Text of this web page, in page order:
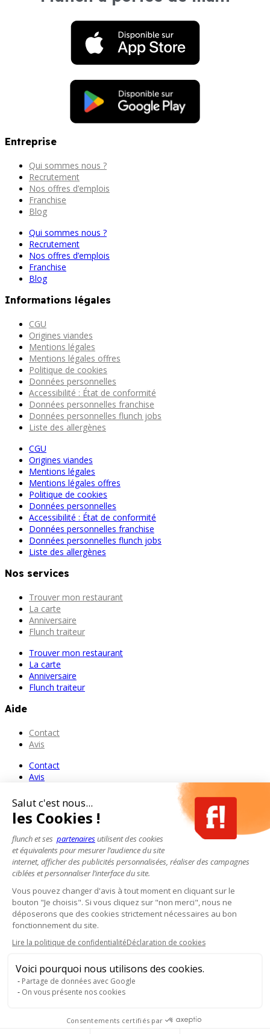
Entreprise
Qui sommes nous ?
Recrutement
Nos offres d’emplois
Franchise
Blog
Qui sommes nous ?
Recrutement
Nos offres d’emplois
Franchise
Blog
Informations légales
CGU
Origines viandes
Mentions légales
Mentions légales offres
Politique de cookies
Données personnelles
Accessibilité : État de conformité
Données personnelles franchise
Données personnelles flunch jobs
Liste des allergènes
CGU
Origines viandes
Mentions légales
Mentions légales offres
Politique de cookies
Données personnelles
Accessibilité : État de conformité
Données personnelles franchise
Données personnelles flunch jobs
Liste des allergènes
Nos services
Trouver mon restaurant
La carte
Anniversaire
Flunch traiteur
Trouver mon restaurant
La carte
Anniversaire
Flunch traiteur
Aide
Contact
Avis
Contact
Avis
Pour votre santé, mangez au moins cinq fruits et légumes par jour.
Salut c'est nous...
les Cookies !
flunch et ses partenairesutilisent des cookies
et équivalents pour mesurer l’audience du site
internet, afficher des publicités personnalisées, réaliser des campagnes
ciblées et personnaliser l’interface du site.
Vous pouvez changer d'avis à tout moment en cliquant sur le
bouton "Je choisis". Si vous cliquez sur "non merci", nous ne
déposerons que des cookies strictement nécessaires au bon
fonctionnement du site.
Lire la politique de confidentialitéDéclaration de cookies
Voici pourquoi nous utilisons des cookies.
Partage de données avec Google
On vous présente nos cookies
Consentements certifiés par